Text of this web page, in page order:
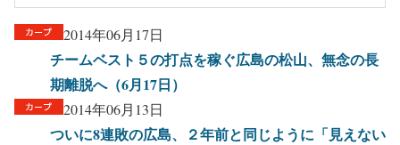
2014年06月17日
チームベスト５の打点を稼ぐ広島の松山、無念の長
期離脱へ（6月17日）
2014年06月13日
ついに8連敗の広島、２年前と同じように「見えない